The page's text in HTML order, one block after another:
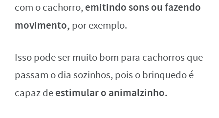
com o cachorro, emitindo sons ou fazendo
movimento, por exemplo.
Isso pode ser muito bom para cachorros que
passam o dia sozinhos, pois o brinquedo é
capaz deestimular o animalzinho.